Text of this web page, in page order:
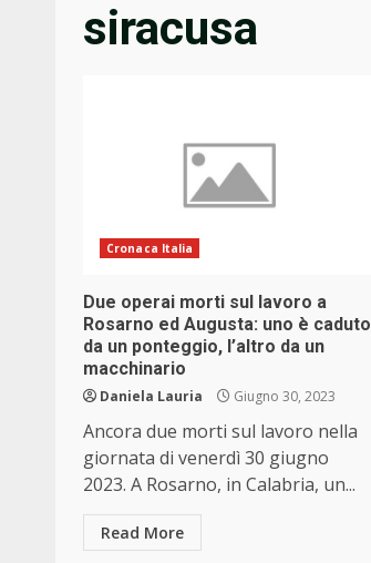
siracusa
Cronaca Italia
Due operai morti sul lavoro a
Rosarno ed Augusta: uno è caduto
da un ponteggio, l’altro da un
macchinario
Daniela Lauria Giugno 30, 2023
Ancora due morti sul lavoro nella
giornata di venerdì 30 giugno
2023. A Rosarno, in Calabria, un...
Read More